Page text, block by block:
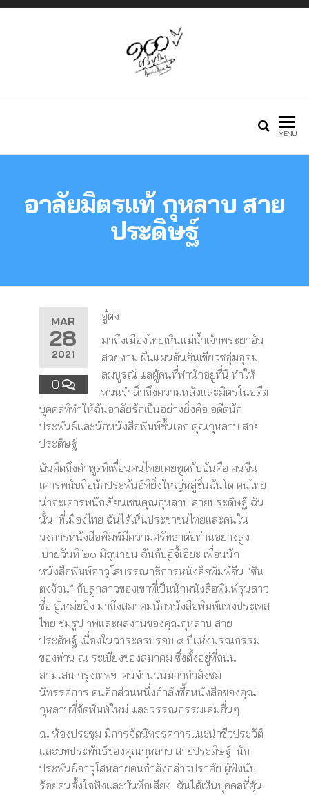
– Free Demos
MENU
อาลัยมิตรแท้ กุหลาบ สาย
ประดิษฐ์
MAR
28
2021
0
อู๋ตง
มาถึงเมืองไทยเห็นแม่น้ำเจ้าพระยาอัน
สวยงาม ผืนแผ่นดินอันเขียวชอุ่มอุดม
สมบูรณ์ แลผู้คนที่พำนักอยู่ที่นี่ ทำให้
หวนรำลึกถึงความหลังและมิตรในอดีต
บุคคลที่ทำให้ฉันอาลัยรักเป็นอย่างยิ่งคือ อดีตนัก
ประพันธ์และนักหนังสือพิมพ์ชั้นเอก คุณกุหลาบ สาย
ประดิษฐ์
ฉันคิดถึงคำพูดที่เพื่อนคนไทยเคยพูดกับฉันคือ คนจีน
เคารพนับถือนักประพันธ์ที่ยิ่งใหญ่หลู่ซิ่นฉันใด คนไทย
น่าจะเคารพนักเขียนเช่นคุณกุหลาบ สายประดิษฐ์ ฉัน
นั้น ที่เมืองไทย ฉันได้เห็นประชาชนไทยและคนใน
วงการหนังสือพิมพ์มีความศรัทธาต่อท่านอย่างสูง
บ่ายวันที่ ๒๐ มิถุนายน ฉันกับอู๋จี้เอียะ เพื่อนนัก
หนังสือพิมพ์อาวุโสบรรณาธิการหนังสือพิมพ์จีน “ซิน
ตงง้วน” กับลูกสาวของเขาที่เป็นนักหนังสือพิมพ์รุ่นสาว
ชื่อ อู๋เหม่ยอิง มาถึงสมาคมนักหนังสือพิมพ์แห่งประเทส
ไทย ชมรูป าพและผลงานของคุณกุหลาบ สาย
ประดิษฐ์ เนื่องในวาระครบรอบ ๘ ปีแห่งมรณกรรม
ของท่าน ณ ระเบียงของสมาคม ซึ่งตั้งอยู่ที่ถนน
สามเสน กรุงเทพฯ คนจำนวนมากกำลังชม
นิทรรศการ คนอีกส่วนหนึ่งกำลังซื้อหนังสือของคุณ
กุหลาบที่จัดพิมพ์ใหม่ และวรรณกรรมเล่มอื่นๆ
ณ ห้องประชุม มีการจัดนิทรรศการแนะนำชีวประวัติ
และบทประพันธ์ของคุณกุหลาบ สายประดิษฐ์ นัก
ประพันธ์อาวุโสหลายคนกำลังกล่าวปราศัย ผู้ฟังนับ
ร้อยคนตั้งใจฟังและบันทึกเสียง ฉันได้เห็นบุคคลที่คุ้น